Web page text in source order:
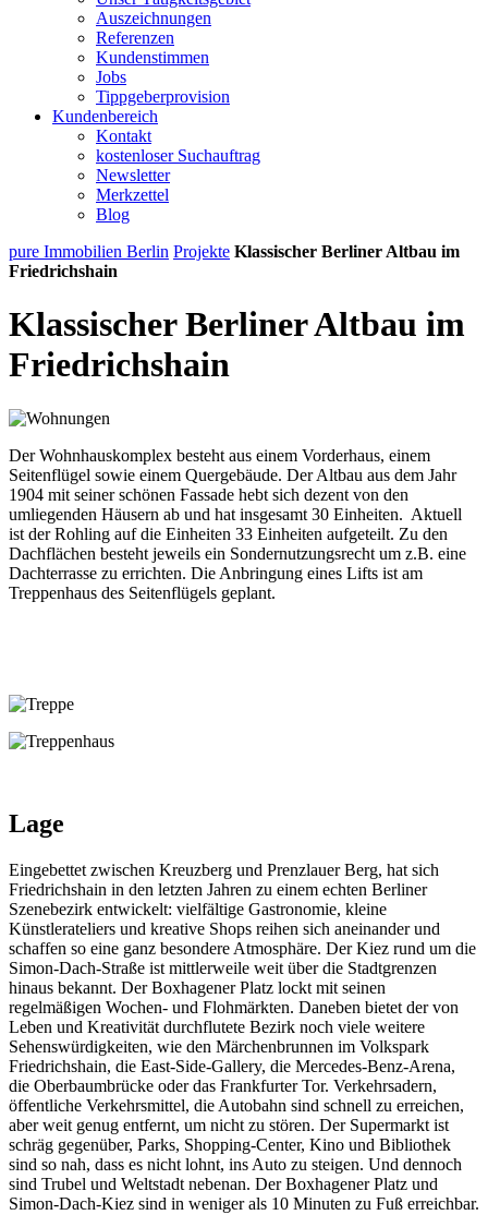
Auszeichnungen
Referenzen
Kundenstimmen
Jobs
Tippgeberprovision
Kundenbereich
Kontakt
kostenloser Suchauftrag
Newsletter
Merkzettel
Blog
pure Immobilien Berlin Projekte Klassischer Berliner Altbau im
Friedrichshain
Klassischer Berliner Altbau im
Friedrichshain
Der Wohnhauskomplex besteht aus einem Vorderhaus, einem
Seitenflügel sowie einem Quergebäude. Der Altbau aus dem Jahr
1904 mit seiner schönen Fassade hebt sich dezent von den
umliegenden Häusern ab und hat insgesamt 30 Einheiten. Aktuell
ist der Rohling auf die Einheiten 33 Einheiten aufgeteilt. Zu den
Dachflächen besteht jeweils ein Sondernutzungsrecht um z.B. eine
Dachterrasse zu errichten. Die Anbringung eines Lifts ist am
Treppenhaus des Seitenflügels geplant.
Lage
Eingebettet zwischen Kreuzberg und Prenzlauer Berg, hat sich
Friedrichshain in den letzten Jahren zu einem echten Berliner
Szenebezirk entwickelt: vielfältige Gastronomie, kleine
Künstlerateliers und kreative Shops reihen sich aneinander und
schaffen so eine ganz besondere Atmosphäre. Der Kiez rund um die
Simon-Dach-Straße ist mittlerweile weit über die Stadtgrenzen
hinaus bekannt. Der Boxhagener Platz lockt mit seinen
regelmäßigen Wochen- und Flohmärkten. Daneben bietet der von
Leben und Kreativität durchflutete Bezirk noch viele weitere
Sehenswürdigkeiten, wie den Märchenbrunnen im Volkspark
Friedrichshain, die East-Side-Gallery, die Mercedes-Benz-Arena,
die Oberbaumbrücke oder das Frankfurter Tor. Verkehrsadern,
öffentliche Verkehrsmittel, die Autobahn sind schnell zu erreichen,
aber weit genug entfernt, um nicht zu stören. Der Supermarkt ist
schräg gegenüber, Parks, Shopping-Center, Kino und Bibliothek
sind so nah, dass es nicht lohnt, ins Auto zu steigen. Und dennoch
sind Trubel und Weltstadt nebenan. Der Boxhagener Platz und
Simon-Dach-Kiez sind in weniger als 10 Minuten zu Fuß erreichbar.